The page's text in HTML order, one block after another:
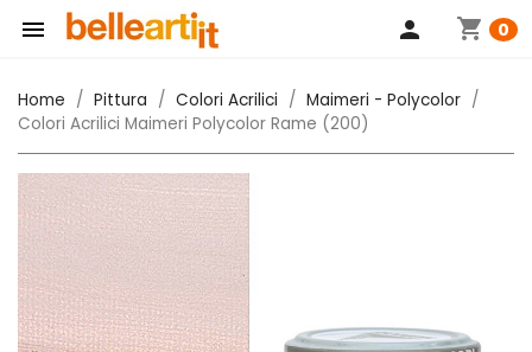
 shopping_cart 0
person
Home Pittura Colori Acrilici
Maimeri - Polycolor
Colori Acrilici Maimeri Polycolor Rame (200)